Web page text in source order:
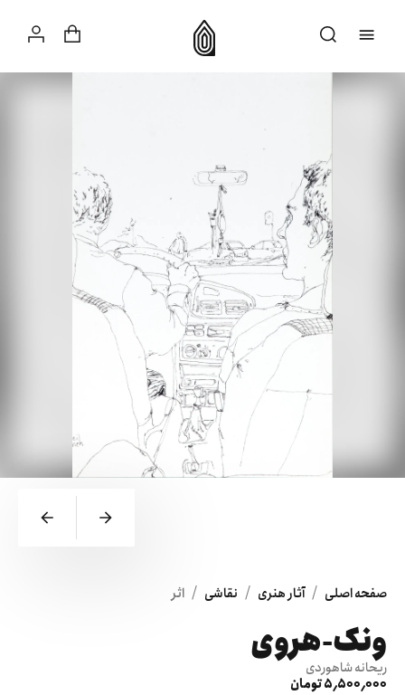
صفحه اصلی / آثار هنری / نقاشی / اثر
ونک-هروی
ریحانه شاهوردی
5٬500٬000 تومان